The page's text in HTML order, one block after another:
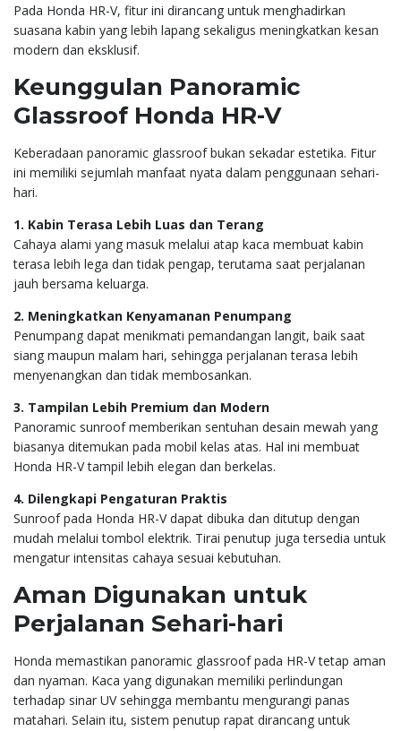
Pada Honda HR-V, fitur ini dirancang untuk menghadirkan
suasana kabin yang lebih lapang sekaligus meningkatkan kesan
modern dan eksklusif.
Keunggulan Panoramic
Glassroof Honda HR-V
Keberadaan panoramic glassroof bukan sekadar estetika. Fitur
ini memiliki sejumlah manfaat nyata dalam penggunaan sehari-
hari.
1. Kabin Terasa Lebih Luas dan Terang
Cahaya alami yang masuk melalui atap kaca membuat kabin
terasa lebih lega dan tidak pengap, terutama saat perjalanan
jauh bersama keluarga.
2. Meningkatkan Kenyamanan Penumpang
Penumpang dapat menikmati pemandangan langit, baik saat
siang maupun malam hari, sehingga perjalanan terasa lebih
menyenangkan dan tidak membosankan.
3. Tampilan Lebih Premium dan Modern
Panoramic sunroof memberikan sentuhan desain mewah yang
biasanya ditemukan pada mobil kelas atas. Hal ini membuat
Honda HR-V tampil lebih elegan dan berkelas.
4. Dilengkapi Pengaturan Praktis
Sunroof pada Honda HR-V dapat dibuka dan ditutup dengan
mudah melalui tombol elektrik. Tirai penutup juga tersedia untuk
mengatur intensitas cahaya sesuai kebutuhan.
Aman Digunakan untuk
Perjalanan Sehari-hari
Honda memastikan panoramic glassroof pada HR-V tetap aman
dan nyaman. Kaca yang digunakan memiliki perlindungan
terhadap sinar UV sehingga membantu mengurangi panas
matahari. Selain itu, sistem penutup rapat dirancang untuk